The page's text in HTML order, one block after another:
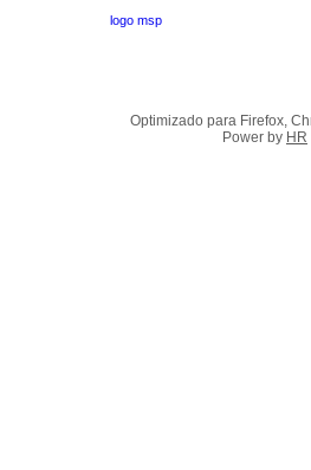
Optimizado para Firefox,
Power by HR